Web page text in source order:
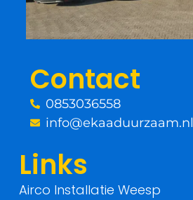
o
k
-
Contact
0853036558
info@ekaaduurzaam.nl
Links
Airco Installatie Weesp